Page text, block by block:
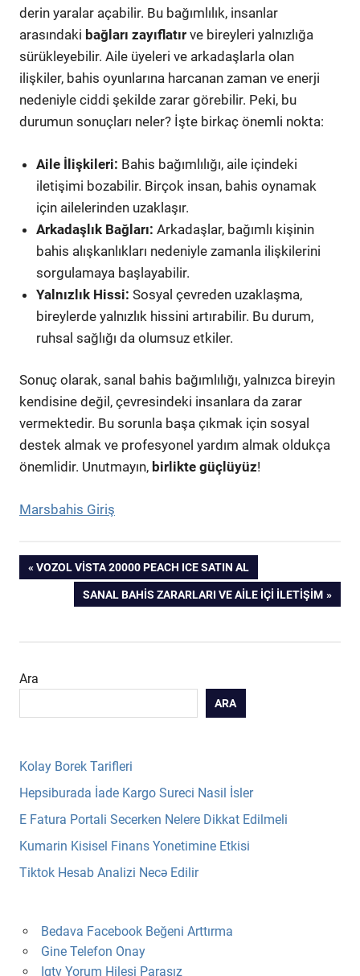
derin yaralar açabilir. Bu bağımlılık, insanlar
arasındaki bağları zayıflatır ve bireyleri yalnızlığa
sürükleyebilir. Aile üyeleri ve arkadaşlarla olan
ilişkiler, bahis oyunlarına harcanan zaman ve enerji
nedeniyle ciddi şekilde zarar görebilir. Peki, bu
durumun sonuçları neler? İşte birkaç önemli nokta:
Aile İlişkileri: Bahis bağımlılığı, aile içindeki
iletişimi bozabilir. Birçok insan, bahis oynamak
için ailelerinden uzaklaşır.
Arkadaşlık Bağları: Arkadaşlar, bağımlı kişinin
bahis alışkanlıkları nedeniyle zamanla ilişkilerini
sorgulamaya başlayabilir.
Yalnızlık Hissi: Sosyal çevreden uzaklaşma,
bireylerde yalnızlık hissini artırabilir. Bu durum,
ruhsal sağlığı da olumsuz etkiler.
Sonuç olarak, sanal bahis bağımlılığı, yalnızca bireyin
kendisine değil, çevresindeki insanlara da zarar
vermektedir. Bu sorunla başa çıkmak için sosyal
destek almak ve profesyonel yardım almak oldukça
önemlidir. Unutmayın, birlikte güçlüyüz!
Marsbahis Giriş
Yazı
gezinmesi
PREVIOUS
VOZOL VISTA 20000 PEACH ICE SATIN AL
NEXT
POST:
SANAL BAHIS ZARARLARI VE AILE İÇI İLETIŞIM
Ara
ARA
Kolay Borek Tarifleri
Hepsiburada İade Kargo Sureci Nasil İsler
E Fatura Portali Secerken Nelere Dikkat Edilmeli
Kumarin Kisisel Finans Yonetimine Etkisi
Tiktok Hesab Analizi Necə Edilir
Bedava Facebook Beğeni Arttırma
Gine Telefon Onay
Igtv Yorum Hilesi Parasız